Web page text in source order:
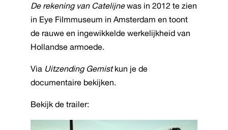
De rekening van Catelijnewas in 2012 te zien
in Eye Filmmuseum in Amsterdam en toont
de rauwe en ingewikkelde werkelijkheid van
Hollandse armoede.
Via Uitzending Gemist kun je de
documentaire bekijken.
Bekijk de trailer: